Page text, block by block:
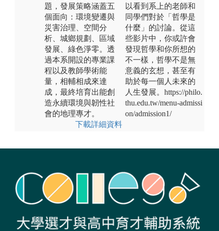
題，發展策略涵蓋五
個面向：環境變遷與
災害治理、空間分
析、城鄉規劃、區域
發展、綠色淨零。透
過本系開設的專業課
程以及教師學術能
量，相輔相成來達
成，最終培育出能創
造永續環境與韌性社
會的地理專才。
下載詳細資料
以看到系上的老師和
同學們對於「哲學是
什麼」的討論。從這
些影片中，你或許會
發現哲學和你所想的
不一樣，哲學不是無
意義的玄想，甚至有
助於每一個人未來的
人生發展。https://philo.
thu.edu.tw/menu-admissi
on/admission1/